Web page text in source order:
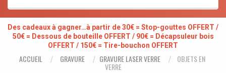
Des cadeaux à gagner…à partir de 30€ = Stop-gouttes OFFERT /
50€ = Dessous de bouteille OFFERT / 90€ = Décapsuleur bois
OFFERT / 150€ = Tire-bouchon OFFERT
ACCUEIL GRAVURE GRAVURE LASER VERRE OBJETS EN
VERRE